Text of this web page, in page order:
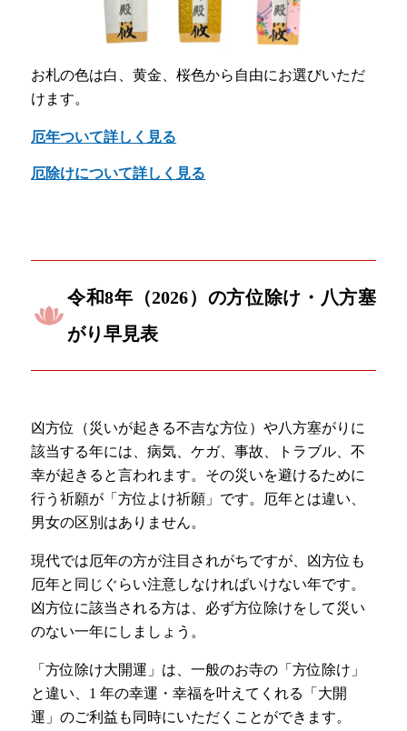
お札の色は白、黄金、桜色から自由にお選びいただ
けます。
厄年ついて詳しく見る
厄除けについて詳しく見る
令和8年（2026）の方位除け・八方塞
がり早見表
凶方位（災いが起きる不吉な方位）や八方塞がりに
該当する年には、病気、ケガ、事故、トラブル、不
幸が起きると言われます。その災いを避けるために
行う祈願が「方位よけ祈願」です。厄年とは違い、
男女の区別はありません。
現代では厄年の方が注目されがちですが、凶方位も
厄年と同じぐらい注意しなければいけない年です。
凶方位に該当される方は、必ず方位除けをして災い
のない一年にしましょう。
「方位除け大開運」は、一般のお寺の「方位除け」
と違い、1 年の幸運・幸福を叶えてくれる「大開
運」のご利益も同時にいただくことができます。